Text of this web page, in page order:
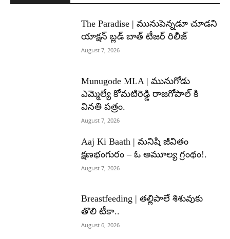
The Paradise | మునుపెన్నడూ చూడని
యాక్షన్ బ్లడ్ బాత్ టీజర్ రిలీజ్
August 7, 2026
Munugode MLA | మునుగోడు
ఎమ్మెల్యే కోమటిరెడ్డి రాజగోపాల్ కి
వినతి పత్రం.
August 7, 2026
Aaj Ki Baath | మనిషి జీవితం
క్షణభంగురం – ఓ అమూల్య గ్రంథం!.
August 7, 2026
Breastfeeding | తల్లిపాలే శిశువుకు
తొలి టీకా..
August 6, 2026